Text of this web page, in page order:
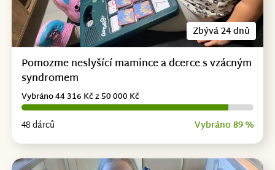
Zbývá 24 dnů
Pomozme neslyšící mamince a dcerce s vzácným
syndromem
48 dárců Vybráno 89 %
Vybráno 44 316 Kč z 50 000 Kč